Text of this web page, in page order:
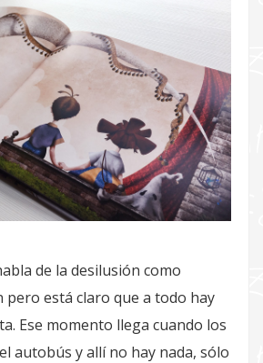
de la desilusión como
pero está claro que a todo hay
Ese momento llega cuando los
autobús y allí no hay nada, sólo